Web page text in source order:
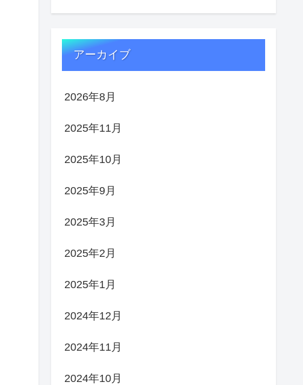
アーカイブ
2026年8月
2025年11月
2025年10月
2025年9月
2025年3月
2025年2月
2025年1月
2024年12月
2024年11月
2024年10月